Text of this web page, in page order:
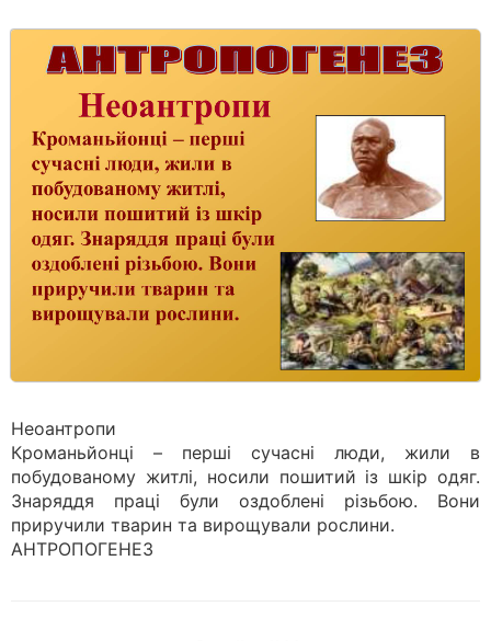
Неоантропи
Кроманьйонці – перші сучасні люди, жили в
побудованому житлі, носили пошитий із шкір одяг.
Знаряддя праці були оздоблені різьбою. Вони
приручили тварин та вирощували рослини.
АНТРОПОГЕНЕЗ